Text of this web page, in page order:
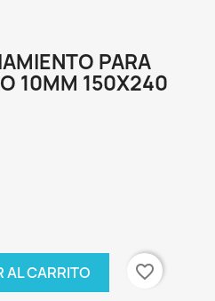
PARA
10MM 150X240
AL CARRITO favorite_border